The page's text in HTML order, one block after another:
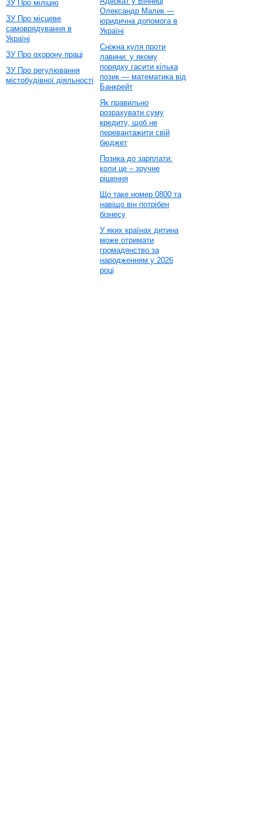
ЗУ Про міліцію
ЗУ Про місцеве
самоврядування в
Україні
ЗУ Про охорону праці
ЗУ Про регулювання
містобудівної діяльності
Олександр Малик —
юридична допомога в
Україні
Сніжна куля проти
лавини: у якому
порядку гасити кілька
позик — математика від
Банкрейт
Як правильно
розрахувати суму
кредиту, щоб не
перевантажити свій
бюджет
Позика до зарплати:
коли це – зручне
рішення
Що таке номер 0800 та
навіщо він потрібен
бізнесу
У яких країнах дитина
може отримати
громадянство за
народженням у 2026
році